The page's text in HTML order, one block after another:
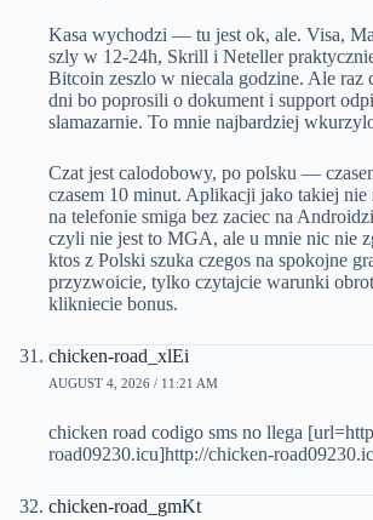
Kasa wychodzi — tu jest ok, ale. Visa,
szly w 12-24h, Skrill i Neteller
Bitcoin zeszlo w niecala godzine. Ale raz
dni bo poprosili o dokument i support
slamazarnie. To mnie najbardziej
Czat jest calodobowy, po polsku —
czasem 10 minut. Aplikacji jako takiej nie
na telefonie smiga bez zaciec na
czyli nie jest to MGA, ale u mnie nic nie
ktos z Polski szuka czegos na spokojne
przyzwoicie, tylko czytajcie warunki
klikniecie bonus.
chicken-road_xlEi
AUGUST 4, 2026 / 11:21 AM
chicken road codigo sms no llega
road09230.icu]http://chicken-
chicken-road_gmKt